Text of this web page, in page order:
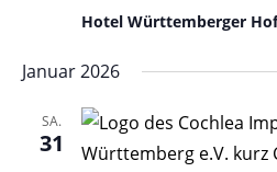
Hotel Württemberger
Januar 2026
SA.
31